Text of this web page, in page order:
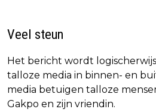
Veel steun
Het bericht wordt
talloze media in binnen- en
media betuigen talloze
Gakpo en zijn vriendin.